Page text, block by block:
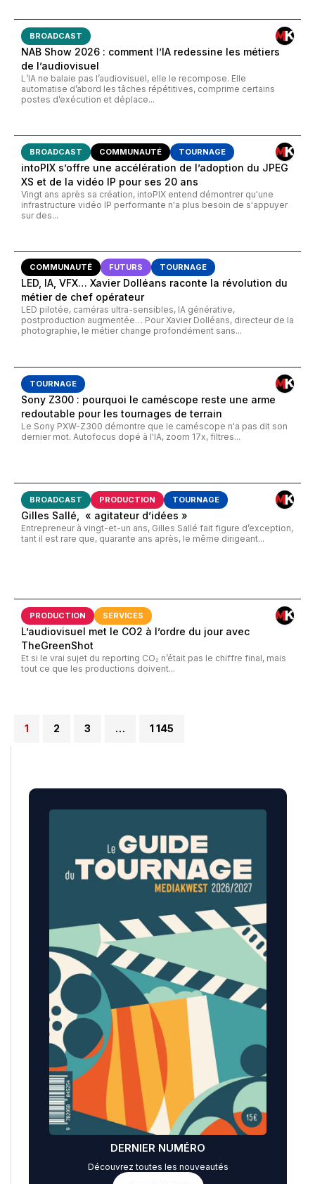
BROADCAST
NAB Show 2026 : comment l’IA redessine les métiers
de l’audiovisuel
L’IA ne balaie pas l’audiovisuel, elle le recompose. Elle
automatise d’abord les tâches répétitives, comprime certains
postes d’exécution et déplace...
BROADCAST COMMUNAUTÉ TOURNAGE
intoPIX s’offre une accélération de l’adoption du JPEG
XS et de la vidéo IP pour ses 20 ans
Vingt ans après sa création, intoPIX entend démontrer qu'une
infrastructure vidéo IP performante n'a plus besoin de s'appuyer
sur des...
COMMUNAUTÉ FUTURS TOURNAGE
LED, IA, VFX… Xavier Dolléans raconte la révolution du
métier de chef opérateur
LED pilotée, caméras ultra-sensibles, IA générative,
postproduction augmentée… Pour Xavier Dolléans, directeur de la
photographie, le métier change profondément sans...
TOURNAGE
Sony Z300 : pourquoi le caméscope reste une arme
redoutable pour les tournages de terrain
Le Sony PXW-Z300 démontre que le caméscope n'a pas dit son
dernier mot. Autofocus dopé à l'IA, zoom 17x, filtres...
BROADCAST PRODUCTION TOURNAGE
Gilles Sallé, « agitateur d’idées »
Entrepreneur à vingt-et-un ans, Gilles Sallé fait figure d’exception,
tant il est rare que, quarante ans après, le même dirigeant...
PRODUCTION SERVICES
L’audiovisuel met le CO2 à l’ordre du jour avec
TheGreenShot
Et si le vrai sujet du reporting CO₂ n’était pas le chiffre final, mais
tout ce que les productions doivent...
1 2 3 … 1 145
DERNIER NUMÉRO
Découvrez toutes les nouveautés